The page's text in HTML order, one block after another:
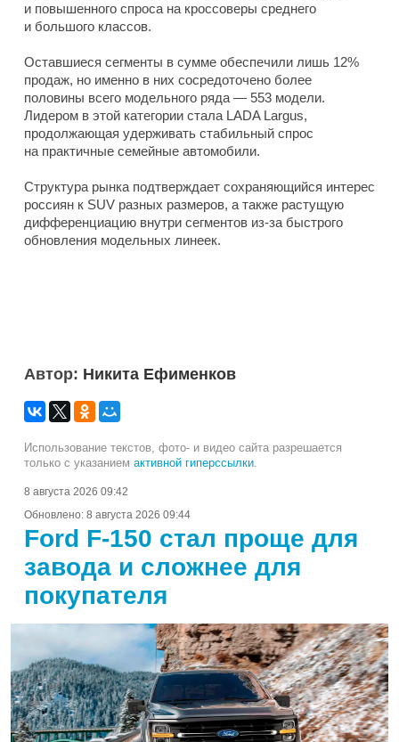
и повышенного спроса на кроссоверы среднего
и большого классов.
Оставшиеся сегменты в сумме обеспечили лишь 12%
продаж, но именно в них сосредоточено более
половины всего модельного ряда — 553 модели.
Лидером в этой категории стала LADA Largus,
продолжающая удерживать стабильный спрос
на практичные семейные автомобили.
Структура рынка подтверждает сохраняющийся интерес
россиян к SUV разных размеров, а также растущую
дифференциацию внутри сегментов из-за быстрого
обновления модельных линеек.
Автор: Никита Ефименков
Использование текстов, фото- и видео сайта разрешается
только с указанием активной гиперссылки.
8 августа 2026 09:42
Обновлено: 8 августа 2026 09:44
Ford F-150 стал проще для
завода и сложнее для
покупателя